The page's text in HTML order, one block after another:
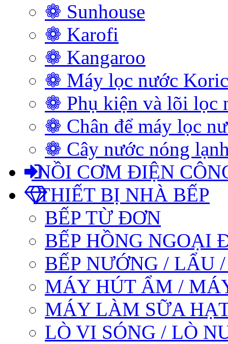
❁ Sunhouse
❁ Karofi
❁ Kangaroo
❁ Máy lọc nước
❁ Phụ kiện và lõi lọc
❁ Chân để máy lọc
❁ Cây nước nóng
NỒI CƠM ĐIỆN
THIẾT BỊ NHÀ BẾP
BẾP TỪ ĐƠN
BẾP HỒNG NGOẠI
BẾP NƯỚNG / LẨU
MÁY HÚT ẨM /
MÁY LÀM SỮA
LÒ VI SÓNG / LÒ